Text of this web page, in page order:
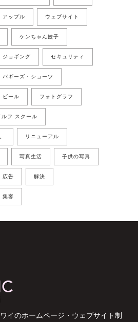
アップル ウェブサイト
ケンちゃん餃子
ジョギング セキュリティ
バギーズ・ショーツ
ビール フォトグラフ
ルフ スクール
リニューアル
写真生活 子供の写真
広告 解決
集客
イのホームページ・ウェブサイト制